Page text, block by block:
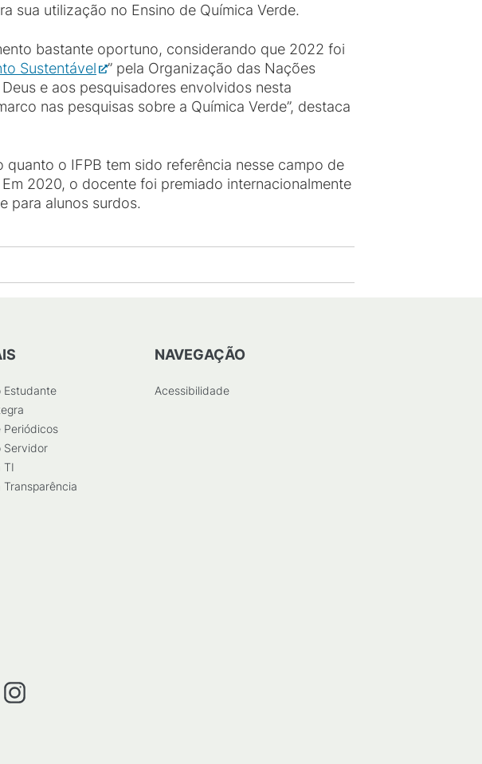
sua utilização no Ensino de Química Verde.
bastante oportuno, considerando que 2022 foi
Sustentável
” pela Organização das Nações
e aos pesquisadores envolvidos nesta
nas pesquisas sobre a Química Verde”, destaca
o IFPB tem sido referência nesse campo de
2020, o docente foi premiado internacionalmente
para alunos surdos.
Estudante
Periódicos
Servidor
TI
Transparência
NAVEGAÇÃO
Acessibilidade